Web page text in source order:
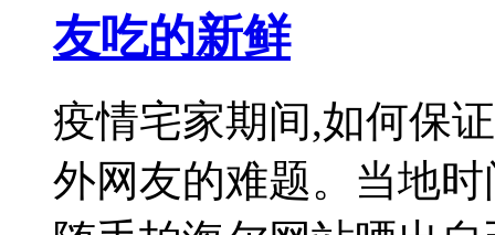
友吃的新鲜
疫情宅家期间,如何保
外网友的难题。当地